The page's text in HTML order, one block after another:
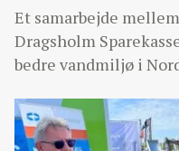
Et samarbejde
Dragsholm
bedre vandmiljø i